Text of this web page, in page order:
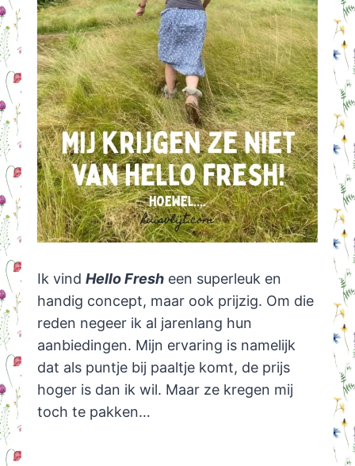
Ik vind Hello Fresheen superleuk en
handig concept, maar ook prijzig. Om die
reden negeer ik al jarenlang hun
aanbiedingen. Mijn ervaring is namelijk
dat als puntje bij paaltje komt, de prijs
hoger is dan ik wil. Maar ze kregen mij
toch te pakken…